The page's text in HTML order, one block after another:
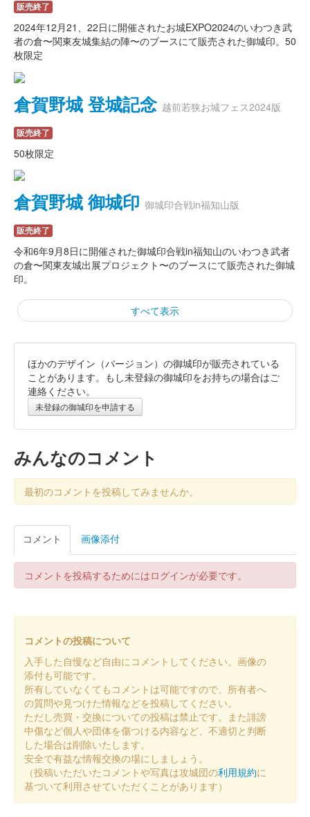
販売終了
2024年12月21、22日に開催されたお城EXPO2024のいわつき武
者の倉〜関東友城集結の陣〜のブースにて販売された御城印。50
枚限定
倉賀野城 登城記念 越前若狭お城フェス2024版
販売終了
50枚限定
倉賀野城 御城印 御城印合戦in福知山版
販売終了
令和6年9月8日に開催された御城印合戦in福知山のいわつき武者
の倉〜関東友城出展プロジェクト〜のブースにて販売された御城
印。
すべて表示
倉賀野城 御城印 群馬戦国御城印サミット 令和六年
春版
販売終了
100枚限定
倉賀野城 御城印 岩槻「端午の節句」版
販売終了
2024年4月29日、5月5日に岩槻駅前クレセントモールで開催され
た「岩槻端午の節句イベント」のいわつき武者の倉・友城出展ブ
ースにて販売。50枚限定
倉賀野城 御城印
倉賀野城 御城印 群馬戦国御城印サミット 令和五年
秋版
販売終了
倉賀野城 御城印 群馬戦国御城印サミット令和五年
ほかのデザイン（バージョン）の御城印が販売されている
ことがあります。もし未登録の御城印をお持ちの場合はご
連絡ください。
未登録の御城印を申請する
みんなのコメント
最初のコメントを投稿してみませんか。
コメント 画像添付
コメントを投稿するためにはログインが必要です。
コメントの投稿について
入手した自慢など自由にコメントしてください。画像の
添付も可能です。
所有していなくてもコメントは可能ですので、所有者へ
の質問や見つけた情報などを投稿してください。
ただし売買・交換についての投稿は禁止です。また誹謗
中傷など個人や団体を傷つける内容など、不適切と判断
した場合は削除いたします。
安全で有益な情報交換の場にしましょう。
（投稿いただいたコメントや写真は攻城団の利用規約に
基づいて利用させていただくことがあります）